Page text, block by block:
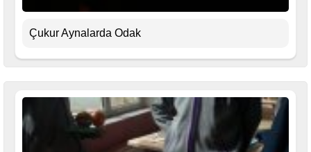
Çukur Aynalarda Odak